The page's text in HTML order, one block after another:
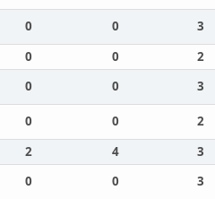
0 0
3
0 0
2
0 0
3
0 0
2
2 4
3
0 0
3